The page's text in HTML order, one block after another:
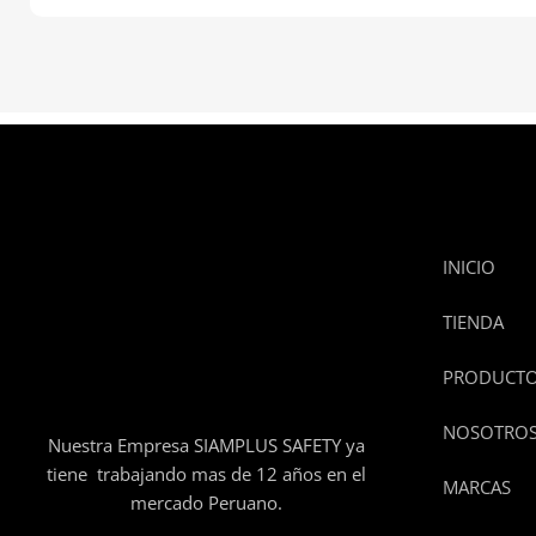
Nuestra Empresa SIAMPLUS SAFETY ya
tiene trabajando mas de 12 años en el
mercado Peruano.
INICIO
TIENDA
MARCAS